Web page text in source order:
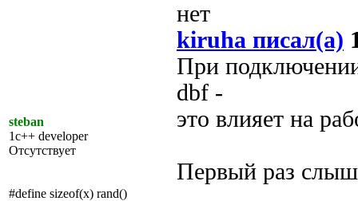
steban
1c++ developer
Отсутствует
#define sizeof(x) rand()
нет
kiruha писал(а)
При
dbf -
это влияет на
Первый раз